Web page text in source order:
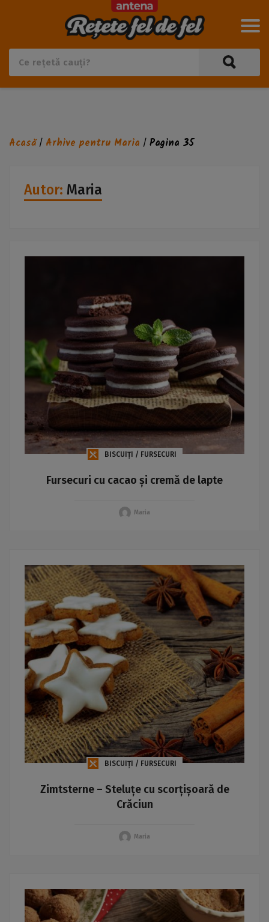
Acasă/ Arhive pentru Maria / Pagina 35
Autor: Maria
BISCUIȚI / FURSECURI
Fursecuri cu cacao și cremă de lapte
Maria
BISCUIȚI / FURSECURI
Zimtsterne – Steluțe cu scorțișoară de
Crăciun
Maria